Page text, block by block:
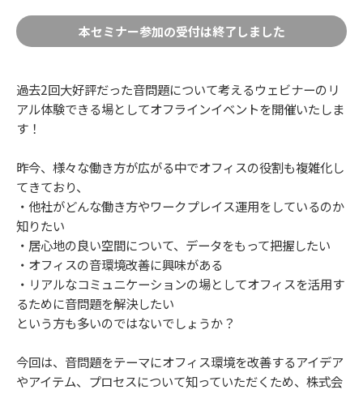
本セミナー参加の受付は終了しました
過去2回大好評だった音問題について考えるウェビナーのリ
アル体験できる場としてオフラインイベントを開催いたしま
す！
昨今、様々な働き方が広がる中でオフィスの役割も複雑化し
てきており、
・他社がどんな働き方やワークプレイス運用をしているのか
知りたい
・居心地の良い空間について、データをもって把握したい
・オフィスの音環境改善に興味がある
・リアルなコミュニケーションの場としてオフィスを活用す
るために音問題を解決したい
という方も多いのではないでしょうか？
今回は、音問題をテーマにオフィス環境を改善するアイデア
やアイテム、プロセスについて知っていただくため、株式会